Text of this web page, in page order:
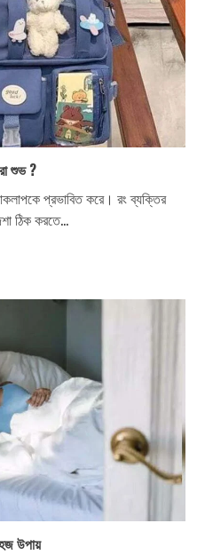
শুভ ?
প্রভাবিত করে। রং ব্যক্তির
ঠিক করতে...
উপায়